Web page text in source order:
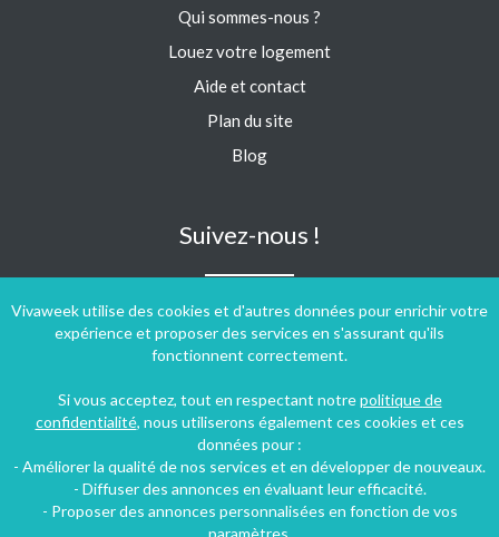
Vivaweek utilise des cookies et d'autres données pour enrichir votre
expérience et proposer des services en s'assurant qu'ils
fonctionnent correctement.
Si vous acceptez, tout en respectant notrepolitique de
confidentialité, nous utiliserons également ces cookies et ces
données pour :
- Améliorer la qualité de nos services et en développer de nouveaux.
- Diffuser des annonces en évaluant leur efficacité.
- Proposer des annonces personnalisées en fonction de vos
paramètres.
Qui sommes-nous ?
Louez votre logement
Aide et contact
Plan du site
Blog
Suivez-nous !